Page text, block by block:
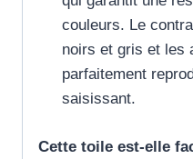
couleurs. Le
noirs et gris et les
parfaitement
saisissant.
Cette toile est-elle